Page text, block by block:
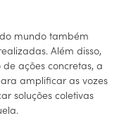
mundo também
Além disso,
ações concretas, a
amplificar as vozes
soluções coletivas